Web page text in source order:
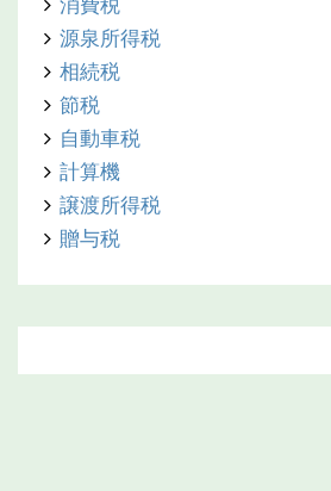
消費税
源泉所得税
相続税
節税
自動車税
計算機
譲渡所得税
贈与税